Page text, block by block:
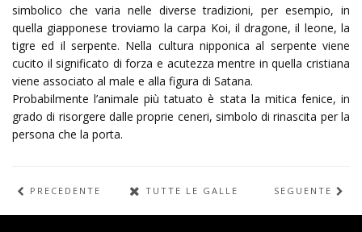
simbolico che varia nelle diverse tradizioni, per esempio, in
quella giapponese troviamo la carpa Koi, il dragone, il leone, la
tigre ed il serpente. Nella cultura nipponica al serpente viene
cucito il significato di forza e acutezza mentre in quella cristiana
viene associato al male e alla figura di Satana.
Probabilmente l’animale più tatuato è stata la mitica fenice, in
grado di risorgere dalle proprie ceneri, simbolo di rinascita per la
persona che la porta.
PRECEDENTE TUTTE LE GALLERIE SEGUENTE